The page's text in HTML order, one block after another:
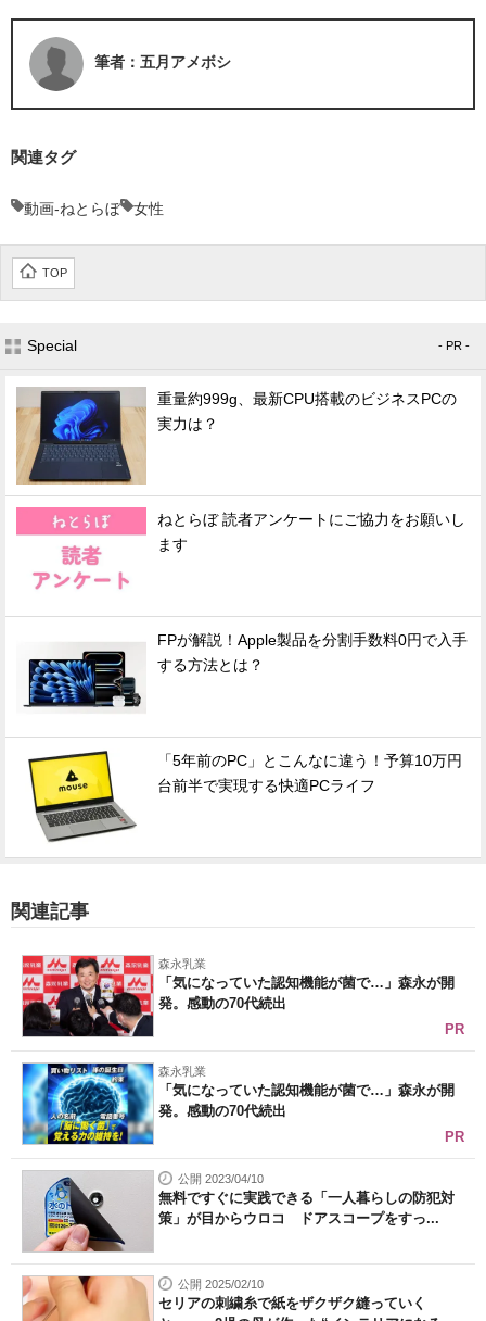
筆者：五月アメボシ
関連タグ
動画-ねとらぼ 女性
TOP
Special - PR -
重量約999g、最新CPU搭載のビジネスPCの
実力は？
ねとらぼ 読者アンケートにご協力をお願いし
ます
FPが解説！Apple製品を分割手数料0円で入手
する方法とは？
「5年前のPC」とこんなに違う！予算10万円
台前半で実現する快適PCライフ
関連記事
森永乳業
「気になっていた認知機能が菌で…」森永が開
発。感動の70代続出
PR
森永乳業
「気になっていた認知機能が菌で…」森永が開
発。感動の70代続出
PR
公開 2023/04/10
無料ですぐに実践できる「一人暮らしの防犯対
策」が目からウロコ ドアスコープをすっ...
公開 2025/02/10
セリアの刺繍糸で紙をザクザク縫っていく